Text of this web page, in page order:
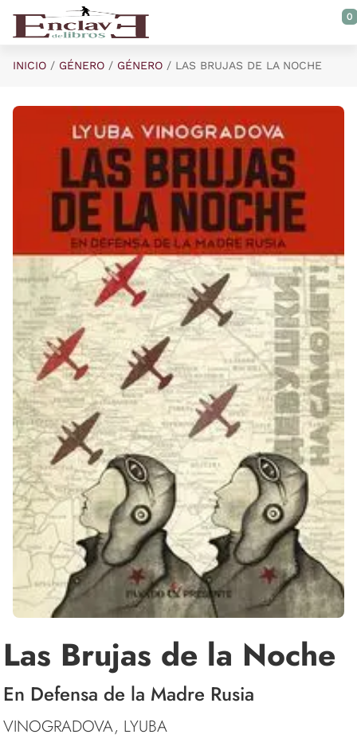
Saltar al contenido principal
0
INICIO GÉNERO GÉNERO LAS BRUJAS DE LA NOCHE
Las Brujas de la Noche
En Defensa de la Madre Rusia
VINOGRADOVA, LYUBA